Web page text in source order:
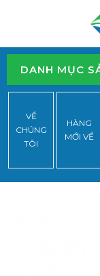
DANH MỤC
VỀ
CHÚNG
TÔI
HÀNG
MỚI VỀ